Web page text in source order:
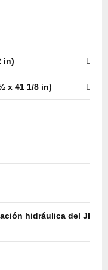
in)
x 41 1/8 in)
hidráulica del JIB